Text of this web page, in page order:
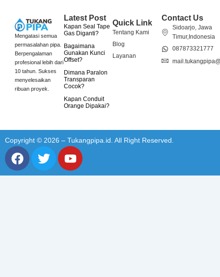
Mengatasi semua
permasalahan pipa.
Berpengalaman
profesional lebih dari
10 tahun. Sukses
menyelesaikan
ribuan proyek.
Latest Post
Kapan Seal Tape
Gas Diganti?
Bagaimana
Gunakan Kunci
Offset?
Dimana Paralon
Transparan
Cocok?
Kapan Conduit
Orange Dipakai?
Quick Link
Tentang Kami
Blog
Layanan
Contact Us
Sidoarjo, Jawa
Timur,Indonesia
087873321777
Copyright © 2026 – Tukangpipa.id. All Right Reserved.
F
a
c
T
w
i
Y
o
u